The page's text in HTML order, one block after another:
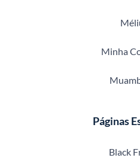
Minha
Páginas
Black